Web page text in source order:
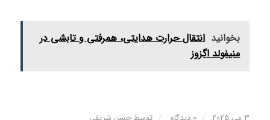
بخوانید انتقال حرارت هدایتی، همرفتی و تابشی در
منیفولد اگزوز